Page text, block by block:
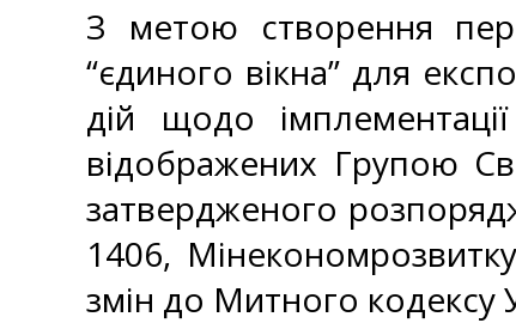
З метою створення
“єдиного вікна” для
дій щодо
відображених Групою
затвердженого
1406,
змін до Митного кодексу